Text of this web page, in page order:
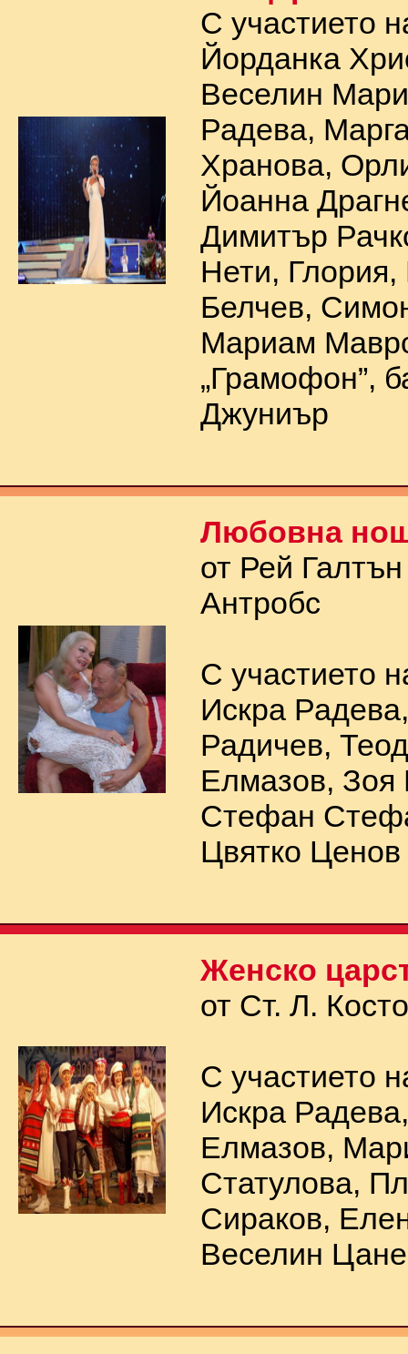
С участието
Йорданка
Веселин
Радева,
Хранова,
Йоанна
Димитър
Нети, Глория,
Белчев,
Мариам
„Грамофон”,
Джуниър
Любовна
от Рей
Антробс
С участието
Искра
Радичев,
Елмазов,
Стефан
Цвятко Ценов
Женско
от Ст. Л.
С участието
Искра
Елмазов,
Статулова,
Сираков,
Веселин